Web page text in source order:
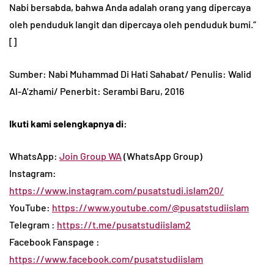
Nabi bersabda, bahwa Anda adalah orang yang dipercaya
oleh penduduk langit dan dipercaya oleh penduduk bumi.”
[]
Sumber: Nabi Muhammad Di Hati Sahabat/ Penulis: Walid
Al-A’zhami/ Penerbit: Serambi Baru, 2016
Ikuti kami selengkapnya di:
WhatsApp: Join Group WA(WhatsApp Group)
Instagram:
https://www.instagram.com/pusatstudi.islam20/
YouTube: https://www.youtube.com/@pusatstudiislam
Telegram : https://t.me/pusatstudiislam2
Facebook Fanspage :
https://www.facebook.com/pusatstudiislam